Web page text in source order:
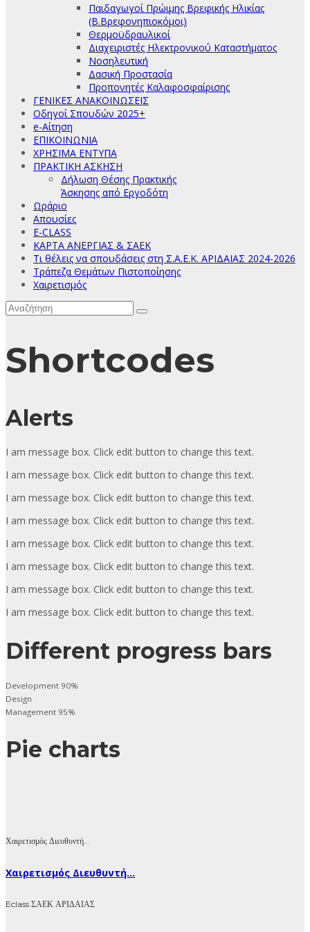
Παιδαγωγοί Πρώιμης Βρεφικής Ηλικίας
(Β.Βρεφονηπιοκόμοι)
Θερμοϋδραυλικοί
Διαχειριστές Ηλεκτρονικού Καταστήματος
Νοσηλευτική
Δασική Προστασία
Προπονητές Καλαφοσφαίρισης
ΓΕΝΙΚΕΣ ΑΝΑΚΟΙΝΩΣΕΙΣ
Οδηγοί Σπουδών 2025+
e-Αίτηση
ΕΠΙΚΟΙΝΩΝΙΑ
ΧΡΗΣΙΜΑ ΕΝΤΥΠΑ
ΠΡΑΚΤΙΚΗ ΑΣΚΗΣΗ
Δήλωση Θέσης Πρακτικής
Άσκησης από Εργοδότη
Ωράριο
Απουσίες
E-CLASS
ΚΑΡΤΑ ΑΝΕΡΓΙΑΣ & ΣΑΕΚ
Τι θέλεις να σπουδάσεις στη Σ.Α.Ε.Κ. ΑΡΙΔΑΙΑΣ 2024-2026
Τράπεζα Θεμάτων Πιστοποίησης
Χαιρετισμός
Shortcodes
Alerts
I am message box. Click edit button to change this text.
I am message box. Click edit button to change this text.
I am message box. Click edit button to change this text.
I am message box. Click edit button to change this text.
I am message box. Click edit button to change this text.
I am message box. Click edit button to change this text.
I am message box. Click edit button to change this text.
I am message box. Click edit button to change this text.
Different progress bars
Development 90%
Design
Management 95%
Pie charts
Χαιρετισμός Διευθυντή…
Χαιρετισμός Διευθυντή...
Eclass ΣΑΕΚ ΑΡΙΔΑΙΑΣ